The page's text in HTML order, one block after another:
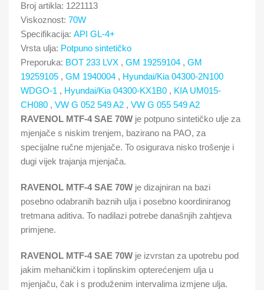
Broj artikla: 1221113
Viskoznost: 70W
Specifikacija: API GL-4+
Vrsta ulja: Potpuno sintetičko
Preporuka: BOT 233 LVX , GM 19259104 , GM
19259105 , GM 1940004 , Hyundai/Kia 04300-2N100
WDGO-1 , Hyundai/Kia 04300-KX1B0 , KIA UM015-
CH080 , VW G 052 549 A2 , VW G 055 549 A2
RAVENOL MTF-4 SAE 70W je potpuno sintetičko ulje za
mjenjače s niskim trenjem, bazirano na PAO, za
specijalne ručne mjenjače. To osigurava nisko trošenje i
dugi vijek trajanja mjenjača.
RAVENOL MTF-4 SAE 70W je dizajniran na bazi
posebno odabranih baznih ulja i posebno koordiniranog
tretmana aditiva. To nadilazi potrebe današnjih zahtjeva
primjene.
RAVENOL MTF-4 SAE 70W je izvrstan za upotrebu pod
jakim mehaničkim i toplinskim opterećenjem ulja u
mjenjaču, čak i s produženim intervalima izmjene ulja.